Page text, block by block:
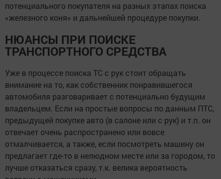
потенциального покупателя на разных этапах поиска
«железного коня» и дальнейшей процедуре покупки.
НЮАНСЫ ПРИ ПОИСКЕ
ТРАНСПОРТНОГО СРЕДСТВА
Уже в процессе поиска ТС с рук стоит обращать
внимание на то, как собственник понравившегося
автомобиля разговаривает с потенциально будущим
владельцем. Если на простые вопросы по данным ПТС,
предыдущей покупке авто (в салоне или с рук) и т.п. он
отвечает очень распространено или вовсе
отмалчивается, а также, если посмотреть машину он
предлагает где-то в нелюдном месте или за городом, то
лучше отказаться сразу, т.к. велика вероятность